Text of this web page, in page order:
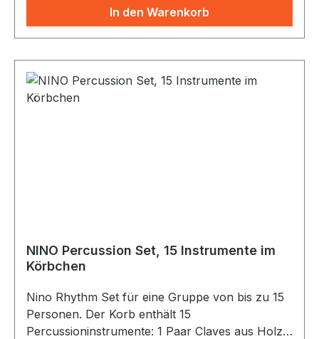
Inhalte: 1 x ABS Handtrommel 6, Inhalte: 1 x
Holzschlegel, Inhalte: 1 x Holzshaker, large,
Inhalte: 1 x Jingle Stick
In den Warenkorb
NINO Percussion Set, 15 Instrumente im
Körbchen
Nino Rhythm Set für eine Gruppe von bis zu 15
Personen. Der Korb enthält 15
Percussioninstrumente: 1 Paar Claves aus Holz,